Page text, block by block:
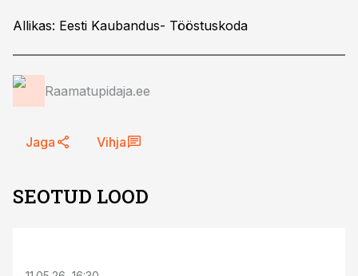
Allikas: Eesti Kaubandus- Tööstuskoda
Raamatupidaja.ee
Jaga Vihja
SEOTUD LOOD